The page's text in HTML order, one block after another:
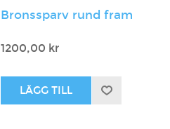
Bronssparv rund fram
1200,00 kr